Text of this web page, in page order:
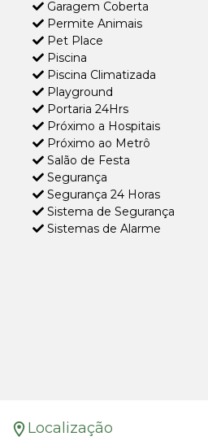
Garagem Coberta
Permite Animais
Pet Place
Piscina
Piscina Climatizada
Playground
Portaria 24Hrs
Próximo a Hospitais
Próximo ao Metrô
Salão de Festa
Segurança
Segurança 24 Horas
Sistema de Segurança
Sistemas de Alarme
Localização